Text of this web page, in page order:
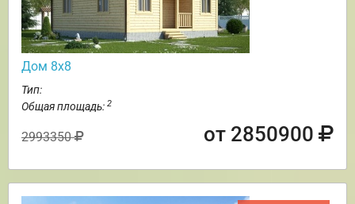
Дом 8х8
Тип:
Общая площадь: 2
2993350 от 2850900